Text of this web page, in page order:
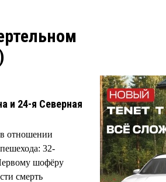
и 24-я Северная
отношении
32-
шофёру
смерть